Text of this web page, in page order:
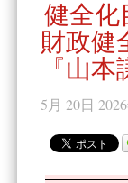
健全
財政健
『山
5月 20日